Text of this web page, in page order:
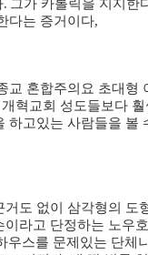
. 그가 카톨릭을 지지한
다는 증거이다,
교 혼합주의요 초대형
혁교회 성도들보다 훨
하고있는 사람들을 볼
거도 없이 삼각형의 도
라고 단정하는 노우
우스를 문제있는 단체